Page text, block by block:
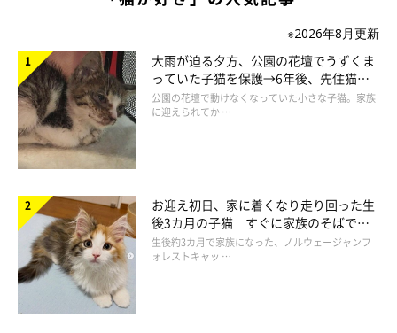
※2026年8月更新
大雨が迫る夕方、公園の花壇でうずくま
っていた子猫を保護→6年後、先住猫
と“姉妹”のような関係に
公園の花壇で動けなくなっていた小さな子猫。家族
に迎えられてか …
お迎え初日、家に着くなり走り回った生
後3カ月の子猫 すぐに家族のそばで落
ち着く姿に「迎えてよかった」
生後約3カ月で家族になった、ノルウェージャンフ
ォレストキャッ …